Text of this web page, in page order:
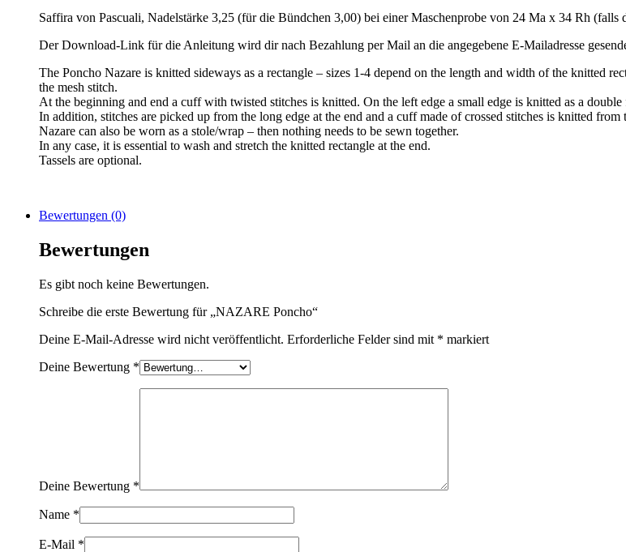
Saffira von Pascuali, Nadelstärke 3,25 (für die Bündchen 3,00) bei einer Maschenprobe von 24 Ma x 34 Rh (falls
Der Download-Link für die Anleitung wird dir nach Bezahlung per Mail an die angegebene E-Mailadresse
The Poncho Nazare is knitted sideways as a rectangle – sizes 1-4 depend on the length and width of the knitted
the mesh stitch.
At the beginning and end a cuff with twisted stitches is knitted. On the left edge a small edge is knitted as a
In addition, stitches are picked up from the long edge at the end and a cuff made of crossed stitches is knitted
Nazare can also be worn as a stole/wrap – then nothing needs to be sewn together.
In any case, it is essential to wash and stretch the knitted rectangle at the end.
Tassels are optional.
Bewertungen (0)
Bewertungen
Es gibt noch keine Bewertungen.
Schreibe die erste Bewertung für „NAZARE Poncho“
Deine E-Mail-Adresse wird nicht veröffentlicht. Erforderliche Felder sind mit * markiert
Deine Bewertung *
Deine Bewertung *
Name *
E-Mail *